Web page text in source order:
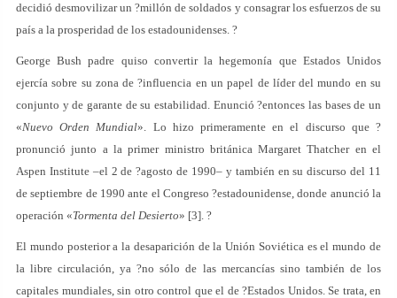
decidió desmovilizar un ?millón de soldados y consagrar los esfuerzos de su
país a la prosperidad de los estadounidenses. ?
George Bush padre quiso convertir la hegemonía que Estados Unidos
ejercía sobre su zona de ?influencia en un papel de líder del mundo en su
conjunto y de garante de su estabilidad. Enunció ?entonces las bases de un
«Nuevo Orden Mundial». Lo hizo primeramente en el discurso que ?
pronunció junto a la primer ministro británica Margaret Thatcher en el
Aspen Institute –el 2 de ?agosto de 1990– y también en su discurso del 11
de septiembre de 1990 ante el Congreso ?estadounidense, donde anunció la
operación «Tormenta del Desierto» [3]. ?
El mundo posterior a la desaparición de la Unión Soviética es el mundo de
la libre circulación, ya ?no sólo de las mercancías sino también de los
capitales mundiales, sin otro control que el de ?Estados Unidos. Se trata, en